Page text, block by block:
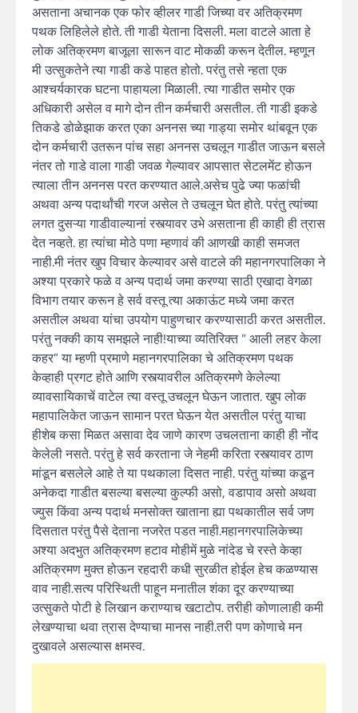
असताना अचानक एक फोर व्हीलर गाडी जिच्या वर अतिक्रमण
पथक लिहिलेले होते. ती गाडी येताना दिसली. मला वाटले आता हे
लोक अतिक्रमण बाजूला सारून वाट मोकळी करून देतील. म्हणून
मी उत्सुकतेने त्या गाडी कडे पाहत होतो. परंतु तसे न्हता एक
आश्चर्यकारक घटना पाहायला मिळाली. त्या गाडीत समोर एक
अधिकारी असेल व मागे दोन तीन कर्मचारी असतील. ती गाडी इकडे
तिकडे डोळेझाक करत एका अननस च्या गाड्या समोर थांबवून एक
दोन कर्मचारी उतरून पांच सहा अननस उचलून गाडीत जाऊन बसले
नंतर तो गाडे वाला गाडी जवळ गेल्यावर आपसात सेटलमेंट होऊन
त्याला तीन अननस परत करण्यात आले.असेच पुढे ज्या फळांची
अथवा अन्य पदार्थांची गरज असेल ते उचलून घेत होते. परंतु त्यांच्या
लगत दुसऱ्या गाडीवाल्यानां रस्त्यावर उभे असताना ही काही ही त्रास
देत नव्हते. हा त्यांचा मोठे पणा म्हणावं की आणखी काही समजत
नाही.मी नंतर खुप विचार केल्यावर असे वाटले की महानगरपालिका ने
अश्या प्रकारे फळे व अन्य पदार्थ जमा करण्या साठी एखादा वेगळा
विभाग तयार करून हे सर्व वस्तू त्या अकाऊंट मध्ये जमा करत
असतील अथवा यांचा उपयोग पाहुणचार करण्यासाठी करत असतील.
परंतु नक्की काय समझले नाही!याच्या व्यतिरिक्त ” आली लहर केला
कहर” या म्हणी प्रमाणे महानगरपालिका चे अतिक्रमण पथक
केव्हाही प्रगट होते आणि रस्त्यावरील अतिक्रमणे केलेल्या
व्यावसायिकाचें वाटेल त्या वस्तू उचलून घेऊन जातात. खुप लोक
महापालिकेत जाऊन सामान परत घेऊन येत असतील परंतु याचा
हीशेब कसा मिळत असावा देव जाणे कारण उचलताना काही ही नोंद
केलेली नसते. परंतु हे सर्व करताना जे नेहमी करिता रस्त्यावर ठाण
मांडून बसलेले आहे ते या पथकाला दिसत नाही. परंतु यांच्या कडून
अनेकदा गाडीत बसल्या बसल्या कुल्फी असो, वडापाव असो अथवा
ज्युस किंवा अन्य पदार्थ मनसोक्त खाताना ह्या पथकातील सर्व जण
दिसतात परंतु पैसे देताना नजरेत पडत नाही.महानगरपालिकेच्या
अश्या अदभुत अतिक्रमण हटाव मोहीमें मुळे नांदेड चे रस्ते केव्हा
अतिक्रमण मुक्त होऊन रहदारी कधी सुरळीत होईल हेच कळण्यास
वाव नाही.सत्य परिस्थिती पाहून मनातील शंका दूर करण्याच्या
उत्सुकते पोटी हे लिखान कराण्याच खटाटोप. तरीही कोणालाही कमी
लेखण्याचा थवा त्रास देण्याचा मानस नाही.तरी पण कोणाचे मन
दुखावले असल्यास क्षमस्व.